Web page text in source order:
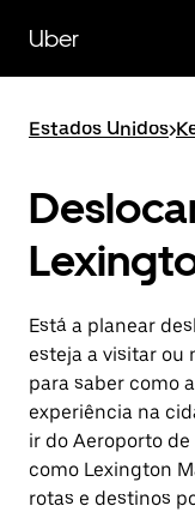
para
conteúdo
Uber
Estados Unidos>
Está a planear
esteja a visitar ou
para saber como
experiência na
ir do Aeroporto
como Lexington
rotas e destinos